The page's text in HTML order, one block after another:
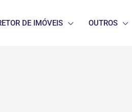
DE IMÓVEIS OUTROS